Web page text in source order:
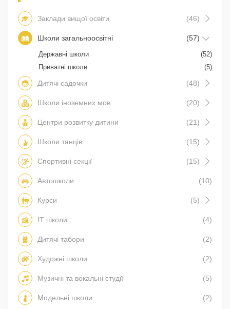
Заклади вищої освіти (46)
Школи загальноосвітні (57)
Державні школи
(52)
Приватні школи
(5)
Дитячі садочки (48)
Школи іноземних мов (20)
Центри розвитку дитини (21)
Школи танців (15)
Спортивні секції (15)
Автошколи (10)
Курси (5)
IT школи (4)
Дитячі табори (2)
Художні школи (2)
Музичні та вокальні студії (5)
Модельні школи (2)